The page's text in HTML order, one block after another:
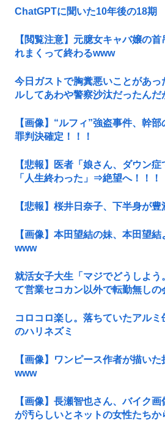
ChatGPTに聞いた10年後の18期
【閲覧注意】元臆女キャバ嬢の
れまくって終わるwww
今日ガストで胸糞悪いことがあ
ルしてあわや警察沙汰だったんだ
【画像】“ルフィ”強盗事件、幹
罪判決確定！！！
【悲報】医者「娘さん、ダウン
「人生終わった」⇒絶望へ！！！
【悲報】桜井日奈子、下半身が
【画像】本田望結の妹、本田望
www
就活女子大生「マジでどうしよう
て営業セコカン以外で転勤無しの
コロコロ楽し。落ちていたアル
のハリネズミ
【画像】ワンピース作者が描い
www
【画像】長瀬智也さん、バイク
が汚らしいとネットの女性たちか